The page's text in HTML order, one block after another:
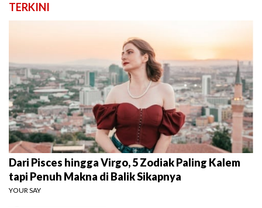
TERKINI
Dari Pisces hingga Virgo, 5 Zodiak Paling Kalem
tapi Penuh Makna di Balik Sikapnya
YOUR SAY